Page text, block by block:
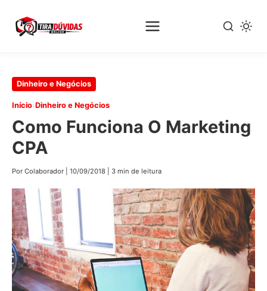
Pular
conteúdo
principal
Dinheiro e Negócios
Início›Dinheiro e Negócios
Como Funciona O Marketing
CPA
Por Colaborador 10/09/2018 3 min de leitura